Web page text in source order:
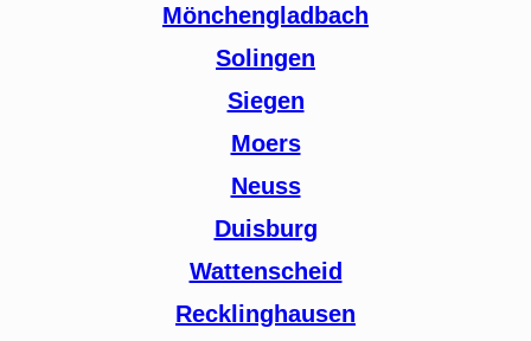
Mönchengladbach
Solingen
Siegen
Moers
Neuss
Duisburg
Wattenscheid
Recklinghausen